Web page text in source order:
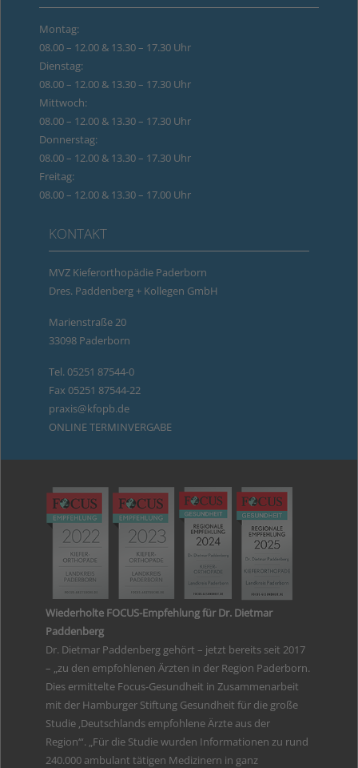
Montag:
08.00 – 12.00 & 13.30 – 17.30 Uhr
Dienstag:
08.00 – 12.00 & 13.30 – 17.30 Uhr
Mittwoch:
08.00 – 12.00 & 13.30 – 17.30 Uhr
Donnerstag:
08.00 – 12.00 & 13.30 – 17.30 Uhr
Freitag:
08.00 – 12.00 & 13.30 – 17.00 Uhr
KONTAKT
MVZ Kieferorthopädie Paderborn
Dres. Paddenberg + Kollegen GmbH
Marienstraße 20
33098 Paderborn
Tel. 05251 87544-0
Fax 05251 87544-22
praxis@kfopb.de
ONLINE TERMINVERGABE
Wiederholte FOCUS-Empfehlung für Dr. Dietmar
Paddenberg
Dr. Dietmar Paddenberg gehört – jetzt bereits seit 2017
– „zu den empfohlenen Ärzten in der Region Paderborn.
Dies ermittelte Focus-Gesundheit in Zusammenarbeit
mit der Hamburger Stiftung Gesundheit für die große
Studie ‚Deutschlands empfohlene Ärzte aus der
Region‘“. „Für die Studie wurden Informationen zu rund
240.000 ambulant tätigen Medizinern in ganz